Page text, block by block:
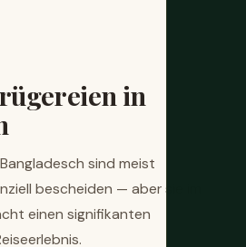
in
sind meist
bescheiden — aber sie im
einen signifikanten